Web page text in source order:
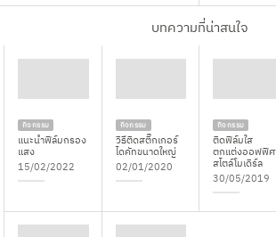
บทความที่น่าสนใจ
กิจกรรม
แนะนำฟิล์มกรอง
แสง
15/02/2022
กิจกรรม
วิธีติดสติ๊กเกอร์
ไดคัทขนาดใหญ่
02/01/2020
กิจกรรม
ติดฟิล์มใส
ตกแต่งออฟฟิศ
สไตล์โมเดิร์ล
30/05/2019